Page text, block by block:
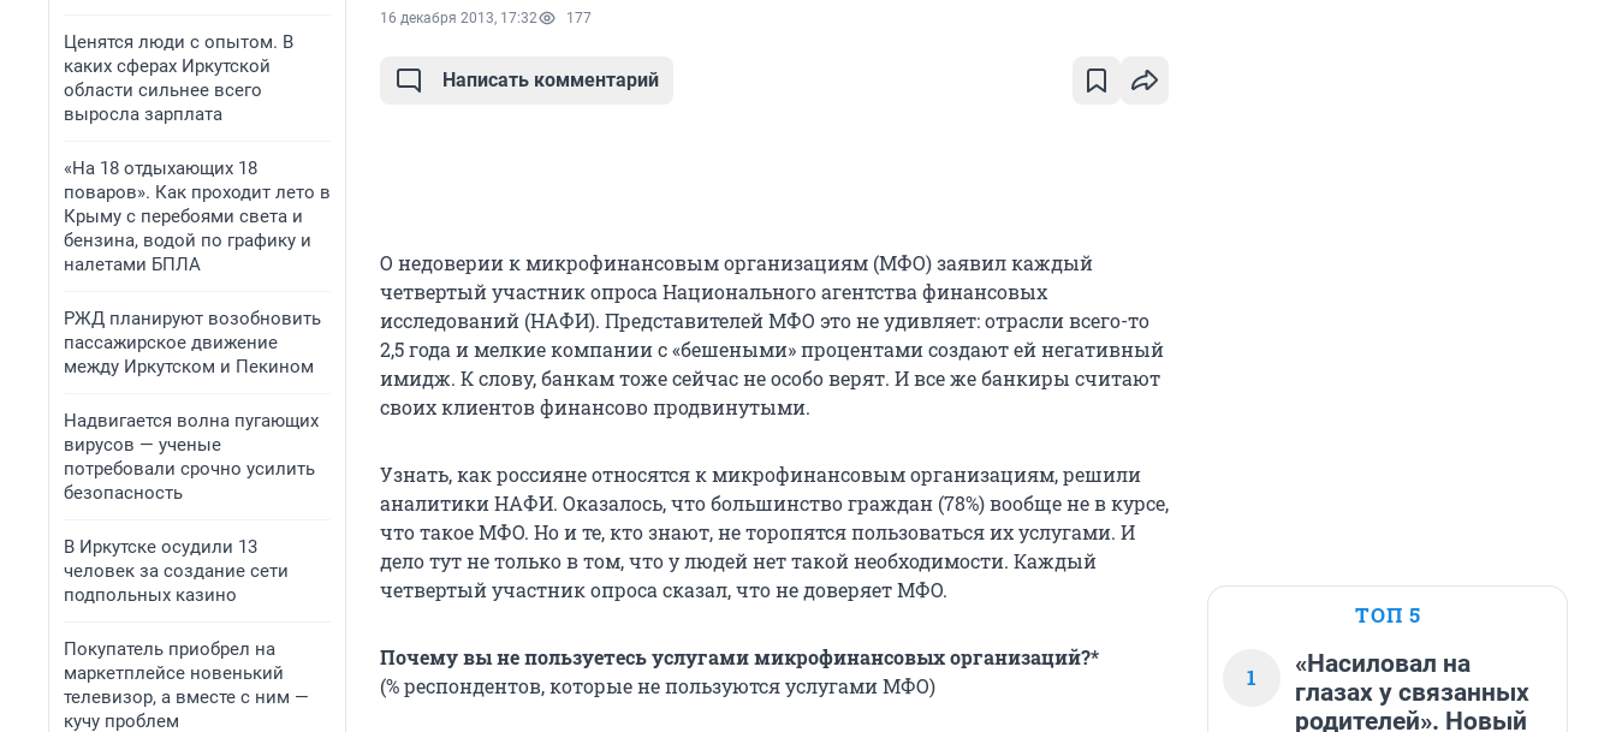
Ценятся люди с опытом. В
каких сферах Иркутской
области сильнее всего
выросла зарплата
«На 18 отдыхающих 18
поваров». Как проходит лето в
Крыму с перебоями света и
бензина, водой по графику и
налетами БПЛА
РЖД планируют возобновить
пассажирское движение
между Иркутском и Пекином
Надвигается волна пугающих
вирусов — ученые
потребовали срочно усилить
безопасность
В Иркутске осудили 13
человек за создание сети
подпольных казино
Покупатель приобрел на
маркетплейсе новенький
телевизор, а вместе с ним —
кучу проблем
16 декабря 2013, 17:32 177
Написать комментарий
О недоверии к микрофинансовым организациям (МФО) заявил каждый
четвертый участник опроса Национального агентства финансовых
исследований (НАФИ). Представителей МФО это не удивляет: отрасли всего-то
2,5 года и мелкие компании с «бешеными» процентами создают ей негативный
имидж. К слову, банкам тоже сейчас не особо верят. И все же банкиры считают
своих клиентов финансово продвинутыми.
Узнать, как россияне относятся к микрофинансовым организациям, решили
аналитики НАФИ. Оказалось, что большинство граждан (78%) вообще не в курсе,
что такое МФО. Но и те, кто знают, не торопятся пользоваться их услугами. И
дело тут не только в том, что у людей нет такой необходимости. Каждый
четвертый участник опроса сказал, что не доверяет МФО.
Почему вы не пользуетесь услугами микрофинансовых организаций?*
(% респондентов, которые не пользуются услугами МФО)
ТОП 5
1
«Насиловал на
глазах у связанных
родителей». Новый